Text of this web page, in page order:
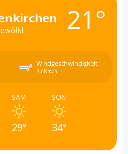
21°
Windgeschwindigkeit
8.6Km/h
SAM
29°
SON
34°